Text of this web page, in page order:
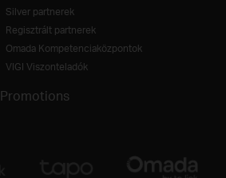
Silver partnerek
Regisztrált partnerek
Omada Kompetenciaközpontok
VIGI Viszonteladók
Promotions